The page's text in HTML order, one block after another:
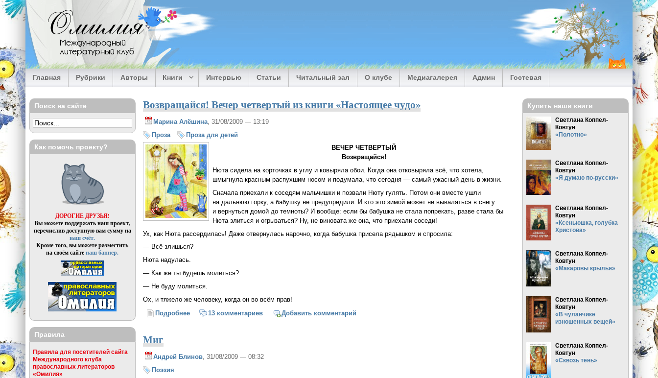
Перейти к основному содержанию
Омилия
Международный
литературный клуб
Главная Рубрики Авторы Книги Интервью Статьи Читальный зал О клубе Медиагалерея Админ Гостевая
Возвращайся! Вечер четвертый из книги «Настоящее чудо»
Марина Алёшина , 31/08/2009 — 13:19
Проза
Проза для детей
ВЕЧЕР ЧЕТВЕРТЫЙ
Возвращайся!
Нюта сидела на корточках в углу и ковыряла обои. Когда она отковыряла всё, что хотела,
шмыгнула красным распухшим носом и подумала, что сегодня — самый ужасный день в жизни.
Сначала приехали к соседям мальчишки и позвали Нюту гулять. Потом они вместе ушли
на дальнюю горку, а бабушку не предупредили. И кто это зимой может не вываляться в снегу
и вернуться домой до темноты? И вообще: если бы бабушка не стала попрекать, разве стала бы
Нюта злиться и огрызаться? Ну, не виновата же она, что приехали соседи!
Ух, как Нюта рассердилась! Даже отвернулась нарочно, когда бабушка присела рядышком и спросила:
— Всё злишься?
Нюта надулась.
— Как же ты будешь молиться?
— Не буду молиться.
Ох, и тяжело же человеку, когда он во всём прав!
Подробнеео Возвращайся! Вечер четвертый из книги «Настоящее чудо»
13 комментариев Добавить комментарий
Миг
Андрей Блинов, 31/08/2009 — 08:32
Поэзия
Поиск на сайте
Как помочь проекту?
ДОРОГИЕ ДРУЗЬЯ!
Вы можете поддержать наш проект,
перечислив доступную вам сумму на
наш счёт.
Кроме того, вы можете разместить
на своём сайтенаш баннер.
Правила
Правила для посетителей сайта
Международного клуба
православных литераторов
«Омилия»
Купить наши книги
Светлана Коппел-
Ковтун
«Полотно»
Светлана Коппел-
Ковтун
«Я думаю по-русски»
Светлана Коппел-
Ковтун
«Ксеньюшка, голубка
Христова»
Светлана Коппел-
Ковтун
«Макаровы крылья»
Светлана Коппел-
Ковтун
«В чуланчике
изношенных вещей»
Светлана Коппел-
Ковтун
«Сквозь тень»